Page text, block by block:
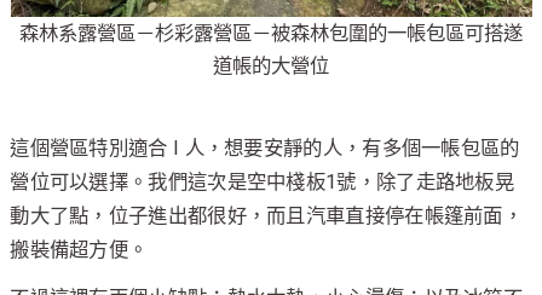
森林系露營區－杉彩露營區－被森林包圍的一帳包區可搭遂
道帳的大營位
這個營區特別適合 I 人，想要安靜的人，有多個一帳包區的
營位可以選擇。我們這次是空中棧板1號，除了走路地板晃
動大了點，位子進出都很好，而且汽車直接停在帳篷前面，
搬裝備超方便。